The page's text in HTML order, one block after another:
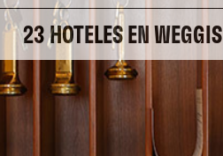
23 HOTELES EN WEGGIS